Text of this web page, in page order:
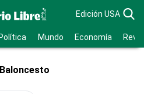
Edición USA
Política Mundo Economía
Baloncesto